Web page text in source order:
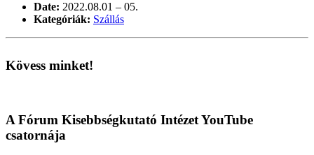
Date: 2022.08.01 – 05.
Kategóriák: Szállás
Kövess minket!
A Fórum Kisebbségkutató Intézet YouTube
csatornája